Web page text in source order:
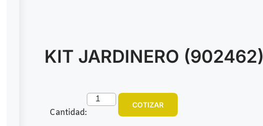
KIT JARDINERO (902462)
Cantidad:
COTIZAR